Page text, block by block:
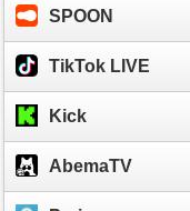
SPOON
TikTok LIVE
Kick
AbemaTV